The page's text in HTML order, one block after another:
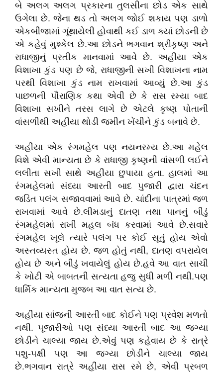
બે અલગ અલગ પ્રકારના તુલસીના છોડ એક સાથે
ઉગેલા છે. જેના થડ તો અલગ જોઈ શકાય પણ ડાળો
એકબીજામાં ગૂંથાયેલી હોવાથી કઈ ડાળ ક્યાં છોડની છે
એ કહેવું મુશ્કેલ છે.આ છોડને ભગવાન શ્રીકૃષ્ણ અને
રાધાજીનું પ્રતીક માનવામાં આવે છે. અહીંયા એક
વિશાખા કુંડ પણ છે જે, રાધાજીની સખી વિશાખના નામ
પરથી વિશાખા કુંડ નામ રાખવામાં આવ્યું છે.આ કુંડ
પાછળની પૌરાણિક કથા એવી છે કે રાસ રમ્યા બાદ
વિશાખા સખીને તરસ લાગે છે એટલે કૃષ્ણ પોતાની
વાંસળીથી અહીંયા થોડી જમીન ખેંચીને કુંડ બનાવે છે.
અહીંયા એક રંગમહેલ પણ નયનરમ્ય છે.આ મહેલ
વિશે એવી માન્યતા છે કે રાધાજી કૃષ્ણની વાંસળી લઈને
લલીતા સખી સાથે અહીંયા છુપાયા હતા. હાલમાં આ
રંગમહેલમાં સંધ્યા આરતી બાદ પુજારી દ્વારા ચંદન
જડિત પલંગ સજાવવામાં આવે છે. ચાંદીના પાત્રમાં જળ
રાખવામાં આવે છે.લીમડાનું દાતણ તથા પાનનું બીડું
રંગમહેલમાં રાખી મહલ બંધ કરવામાં આવે છે.સવારે
રંગમહેલ ખૂલે ત્યારે પલંગ પર કોઈ સૂતું હોય એવો
અસ્તવ્યસ્ત હોય છે. જળ હોતું નથી, દાતણ વપરાયેલ
હોય છે અને બીડું ખવાયેલું હોય છે.હવે આ વાત સાચી
કે ખોટી એ બાબતની સત્યતા હજુ સુધી મળી નથી.પણ
ધાર્મિક માન્યતા મુજબ આ વાત સત્ય છે.
અહીંયા સાંજની આરતી બાદ કોઈને પણ પ્રવેશ મળતો
નથી. પૂજારીઓ પણ સંધ્યા આરતી બાદ આ જગ્યા
છોડીને ચાલ્યા જાય છે.એવું પણ કહેવાય છે કે રાત્રે
પશુ-પક્ષી પણ આ જગ્યા છોડીને ચાલ્યા જાય
છે.ભગવાન રાત્રે અહીંયા રાસ રમે છે, એવી પ્રબળ